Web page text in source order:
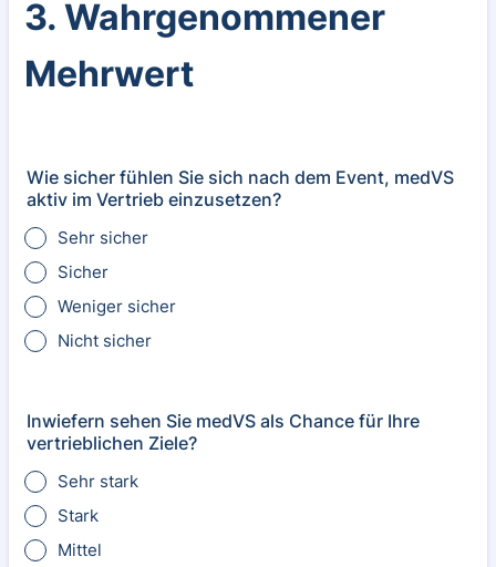
3. Wahrgenommener
Mehrwert
Wie sicher fühlen Sie sich nach dem Event, medVS
aktiv im Vertrieb einzusetzen?
Sehr sicher
Sicher
Weniger sicher
Nicht sicher
Inwiefern sehen Sie medVS als Chance für Ihre
vertrieblichen Ziele?
Sehr stark
Stark
Mittel